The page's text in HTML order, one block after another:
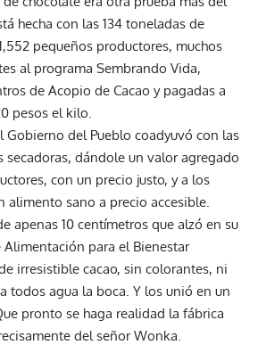
hecha con las 134 toneladas de
pequeños productores, muchos
al programa Sembrando Vida,
de Acopio de Cacao y pagadas a
pesos el kilo.
Gobierno del Pueblo coadyuvó con las
secadoras, dándole un valor agregado
con un precio justo, y a los
alimento sano a precio accesible.
apenas 10 centímetros que alzó en su
para el Bienestar
irresistible cacao, sin colorantes, ni
todos agua la boca. Y los unió en un
pronto se haga realidad la fábrica
del señor Wonka.